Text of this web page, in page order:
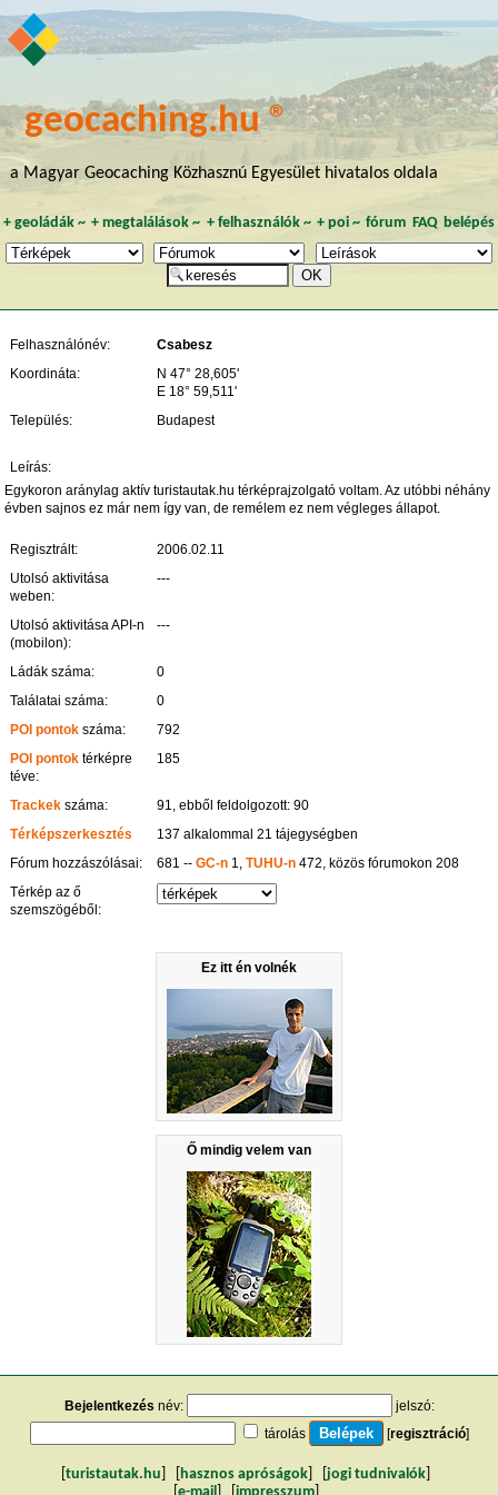
geocaching.hu ®
a Magyar Geocaching Közhasznú Egyesület hivatalos oldala
+ geoládák~ +megtalálások ~ + felhasználók~ + poi~ fórum FAQ belépés
Ez itt én volnék
Ő mindig velem van
Felhasználónév:
Csabesz
Koordináta:
N 47° 28,605'
E 18° 59,511'
Település:
Budapest
Leírás:
Egykoron aránylag aktív turistautak.hu térképrajzolgató voltam. Az utóbbi néhány
évben sajnos ez már nem így van, de remélem ez nem végleges állapot.
Regisztrált:
2006.02.11
Utolsó aktivitása
weben:
---
Utolsó aktivitása API-n
(mobilon):
---
Ládák száma:
0
Találatai száma:
0
POI pontok száma:
792
POI pontok térképre
téve:
185
Trackek száma:
91, ebből feldolgozott: 90
Térképszerkesztés
137 alkalommal 21 tájegységben
Fórum hozzászólásai:
681 --GC-n 1,TUHU-n 472, közös fórumokon 208
Térkép az ő
szemszögéből:
Bejelentkezés név:
jelszó:
tárolás
[regisztráció]
turistautak.hu hasznos apróságok jogi tudnivalók